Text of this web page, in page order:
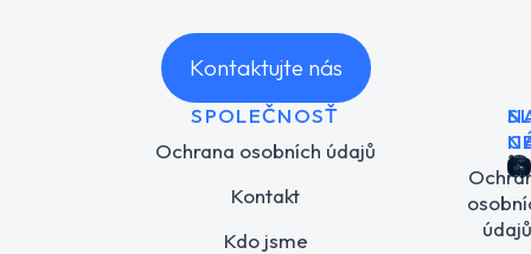
Kontaktujte nás
SPOLEČNOSŤ
Ochrana osobních údajů
Kontakt
Kdo jsme
údajů